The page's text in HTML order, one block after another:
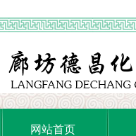
网站首页